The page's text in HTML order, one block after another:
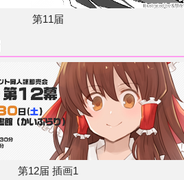
第11届
第12届 插画1